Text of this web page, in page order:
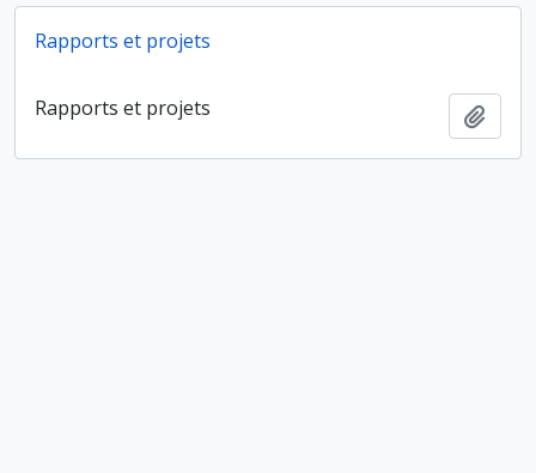
Rapports et projets
Rapports et projets